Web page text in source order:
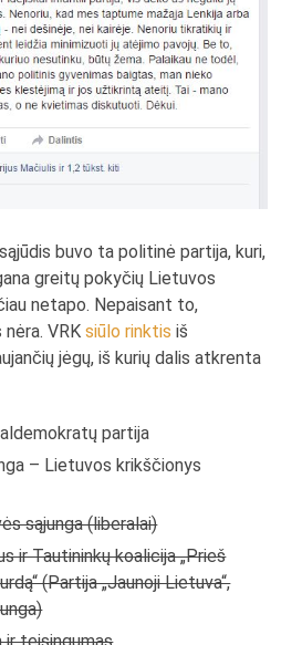
buvo ta politinė partija, kuri,
greitų pokyčių Lietuvos
netapo. Nepaisant to,
VRKsiūlo rinktis iš
jėgų, iš kurių dalis atkrenta
partija
– Lietuvos krikščionys
sąjunga (liberalai)
ir Tautininkų koalicija „Prieš
(Partija „Jaunoji Lietuva“,
ir teisingumas